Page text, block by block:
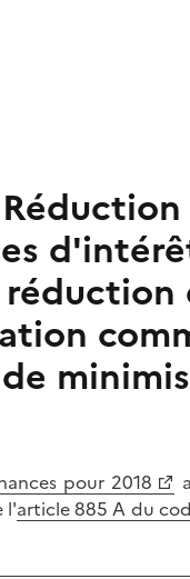
minimis
pour 2018
l'article 885 A du